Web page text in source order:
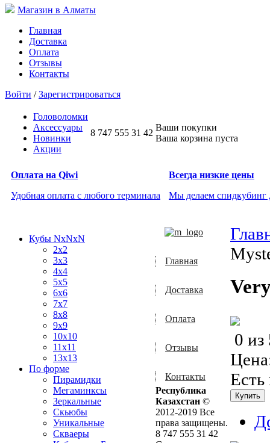
Магазин в Алматы
Главная
Доставка
Оплата
Отзывы
Контакты
Войти /Зарегистрироваться
Головоломки
Аксессуары
Новинки
Акции
8 747 555 31 42
Ваши покупки
Ваша корзина пуста
Оплата на Qiwi
Удобная оплата с любого терминала
Всегда низкие цены
Мы делаем спидкубинг
Кубы NxNxN
2x2
3x3
4x4
5x5
6x6
7x7
8x8
9x9
10x10
11x11
13x13
По форме
Пирамидки
Мегаминксы
Зеркальные
Скьюбы
Уникальные
Скваеры
0 из
Есть
Главная
Доставка
Оплата
Отзывы
Контакты
Республика
Казахстан ©
2012-2019 Все
права защищены.
8 747 555 31 42